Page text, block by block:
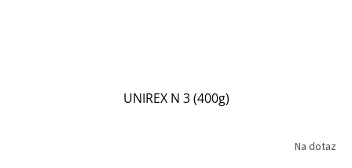
UNIREX N 3 (400g)
Na dotaz